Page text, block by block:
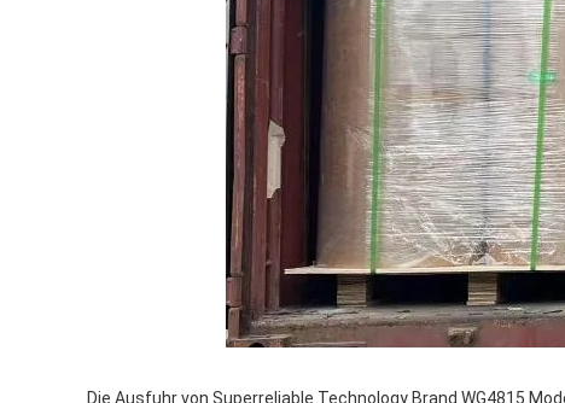
Die Ausfuhr von Superreliable Technology Brand WG4815